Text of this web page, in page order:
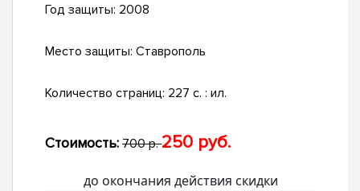
Год защиты: 2008
Место защиты: Ставрополь
Количество страниц: 227 с. : ил.
Стоимость: 700 р.250 руб.
до окончания действия скидки